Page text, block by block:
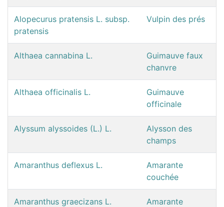
Alopecurus pratensis L. subsp.
pratensis
Vulpin des prés
Althaea cannabina L.
Guimauve faux
chanvre
Althaea officinalis L.
Guimauve
officinale
Alyssum alyssoides (L.) L.
Alysson des
champs
Amaranthus deflexus L.
Amarante
couchée
Amaranthus graecizans L.
Amarante